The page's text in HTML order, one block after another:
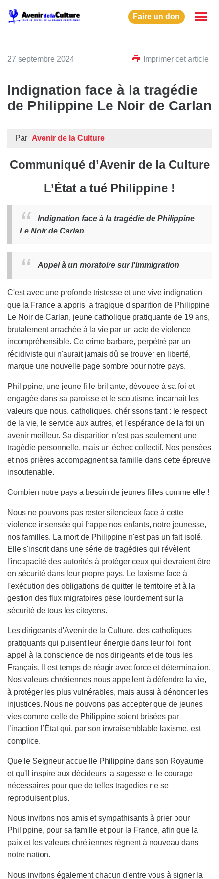
Faire un don
27 septembre 2024 Imprimer cet article
Indignation face à la tragédie
de Philippine Le Noir de Carlan
Par Avenir de la Culture
Communiqué d’Avenir de la Culture
L’État a tué Philippine !
Indignation face à la tragédie de Philippine
Le Noir de Carlan
Appel à un moratoire sur l'immigration
C'est avec une profonde tristesse et une vive indignation
que la France a appris la tragique disparition de Philippine
Le Noir de Carlan, jeune catholique pratiquante de 19 ans,
brutalement arrachée à la vie par un acte de violence
incompréhensible. Ce crime barbare, perpétré par un
récidiviste qui n'aurait jamais dû se trouver en liberté,
marque une nouvelle page sombre pour notre pays.
Philippine, une jeune fille brillante, dévouée à sa foi et
engagée dans sa paroisse et le scoutisme, incarnait les
valeurs que nous, catholiques, chérissons tant : le respect
de la vie, le service aux autres, et l'espérance de la foi un
avenir meilleur. Sa disparition n’est pas seulement une
tragédie personnelle, mais un échec collectif. Nos pensées
et nos prières accompagnent sa famille dans cette épreuve
insoutenable.
Combien notre pays a besoin de jeunes filles comme elle !
Nous ne pouvons pas rester silencieux face à cette
violence insensée qui frappe nos enfants, notre jeunesse,
nos familles. La mort de Philippine n'est pas un fait isolé.
Elle s'inscrit dans une série de tragédies qui révèlent
l'incapacité des autorités à protéger ceux qui devraient être
en sécurité dans leur propre pays. Le laxisme face à
l'exécution des obligations de quitter le territoire et à la
gestion des flux migratoires pèse lourdement sur la
sécurité de tous les citoyens.
Les dirigeants d'Avenir de la Culture, des catholiques
pratiquants qui puisent leur énergie dans leur foi, font
appel à la conscience de nos dirigeants et de tous les
Français. Il est temps de réagir avec force et détermination.
Nos valeurs chrétiennes nous appellent à défendre la vie,
à protéger les plus vulnérables, mais aussi à dénoncer les
injustices. Nous ne pouvons pas accepter que de jeunes
vies comme celle de Philippine soient brisées par
l’inaction l’État qui, par son invraisemblable laxisme, est
complice.
Que le Seigneur accueille Philippine dans son Royaume
et qu'Il inspire aux décideurs la sagesse et le courage
nécessaires pour que de telles tragédies ne se
reproduisent plus.
Nous invitons nos amis et sympathisants à prier pour
Philippine, pour sa famille et pour la France, afin que la
paix et les valeurs chrétiennes règnent à nouveau dans
notre nation.
Nous invitons également chacun d'entre vous à signer la